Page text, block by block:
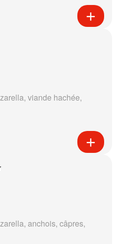
viande hachée,
anchois, câpres,